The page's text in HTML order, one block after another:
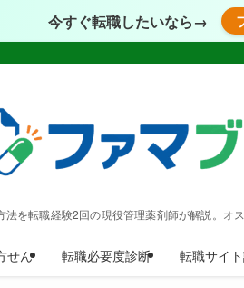
今すぐ転職したいなら→
を転職経験2回の現役管理薬剤師が解説。オ
せん 転職必要度診断 転職サイ